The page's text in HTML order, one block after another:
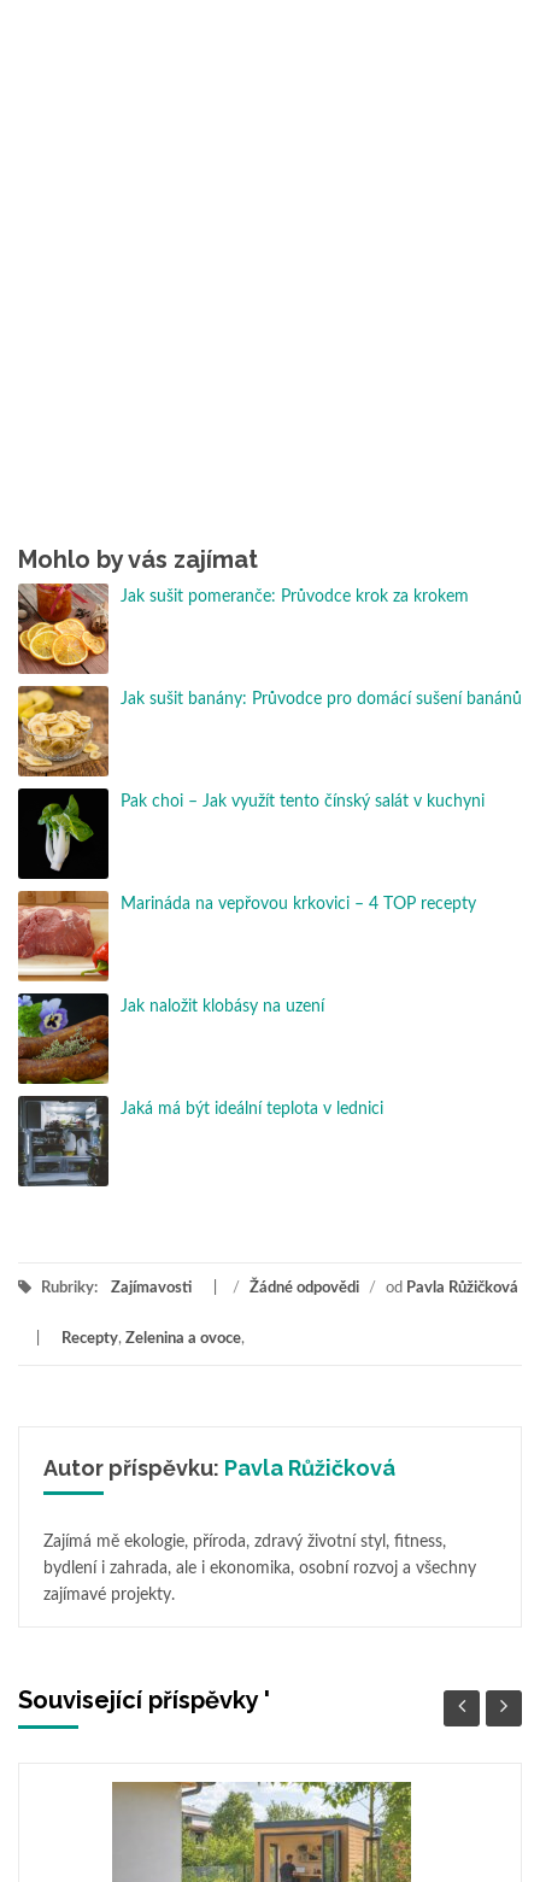
Mohlo by vás zajímat
Jak sušit pomeranče: Průvodce krok za krokem
Jak sušit banány: Průvodce pro domácí sušení banánů
Pak choi – Jak využít tento čínský salát v kuchyni
Marináda na vepřovou krkovici – 4 TOP recepty
Jak naložit klobásy na uzení
Jaká má být ideální teplota v lednici
Rubriky: Zajímavosti / Žádné odpovědi / od Pavla Růžičková
Recepty, Zelenina a ovoce,
Autor příspěvku: Pavla Růžičková
Zajímá mě ekologie, příroda, zdravý životní styl, fitness,
bydlení i zahrada, ale i ekonomika, osobní rozvoj a všechny
zajímavé projekty.
Související příspěvky '